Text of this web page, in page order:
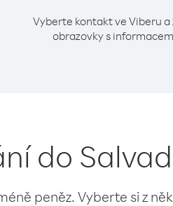
Vyberte kontakt ve Viberu
obrazovky s
do
peněz. Vyberte si z